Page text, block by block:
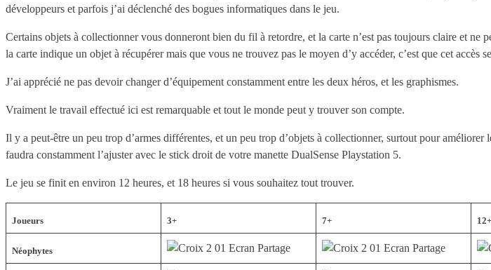
développeurs et parfois j’ai déclenché des bogues informatiques dans le jeu.
Certains objets à collectionner vous donneront bien du fil à retordre, et la carte n’est pas toujours claire et
la carte indique un objet à récupérer mais que vous ne trouvez pas le moyen d’y accéder, c’est que cet accès
J’ai apprécié ne pas devoir changer d’équipement constamment entre les deux héros, et les graphismes.
Vraiment le travail effectué ici est remarquable et tout le monde peut y trouver son compte.
Il y a peut-être un peu trop d’armes différentes, et un peu trop d’objets à collectionner, surtout pour
faudra constamment l’ajuster avec le stick droit de votre manette DualSense Playstation 5.
Le jeu se finit en environ 12 heures, et 18 heures si vous souhaitez tout trouver.
Joueurs 3+ 7+ 12+
Néophytes